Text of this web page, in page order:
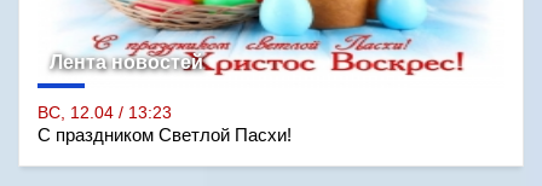
Лента новостей
ВС, 12.04 / 13:23
С праздником Светлой Пасхи!